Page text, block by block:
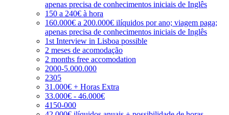
apenas precisa de conhecimentos iniciais de Inglês
150 a 240€ à hora
160.000€ a 200.000€ ilíquidos por ano; viagem paga;
apenas precisa de conhecimentos iniciais de Inglês
1st Interview in Lisboa possible
2 meses de acomodação
2 months free accomodation
2000-5.000.000
2305
31.000€ + Horas Extra
33.000€ - 46.000€
4150-000